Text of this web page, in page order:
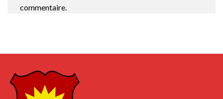
commentaire.